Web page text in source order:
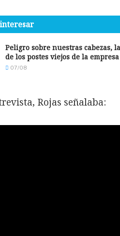
Peligro sobre nuestras cabezas,
de los postes viejos de la empresa
07/08
Rojas señalaba: